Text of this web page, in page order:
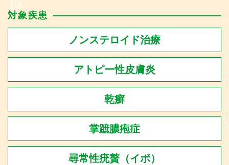
対象疾患
ノンステロイド治療
アトピー性皮膚炎
乾癬
掌蹠膿疱症
尋常性疣贅（イボ）